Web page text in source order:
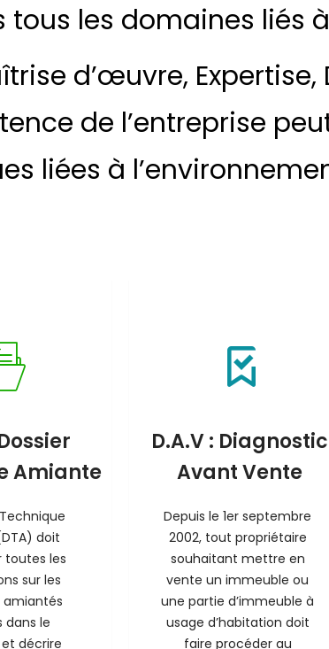
tous les domaines liés
d’œuvre,
de l’entreprise
liées à
Amiante
doit
toutes les
sur les
dans le
décrire
D.A.V : Diagnostic
Avant Vente
Depuis le 1er septembre
2002, tout propriétaire
souhaitant mettre en
vente un immeuble ou
une partie d’immeuble à
usage d’habitation doit
faire procéder au